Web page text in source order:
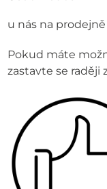
u nás na prodejně
Pokud máte
zastavte se raději